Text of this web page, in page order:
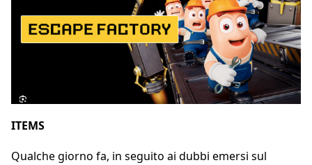
ITEMS
Qualche giorno fa, in seguito ai dubbi emersi sul